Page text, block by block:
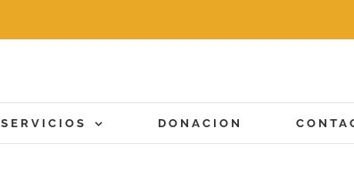
SERVICIOS DONACION